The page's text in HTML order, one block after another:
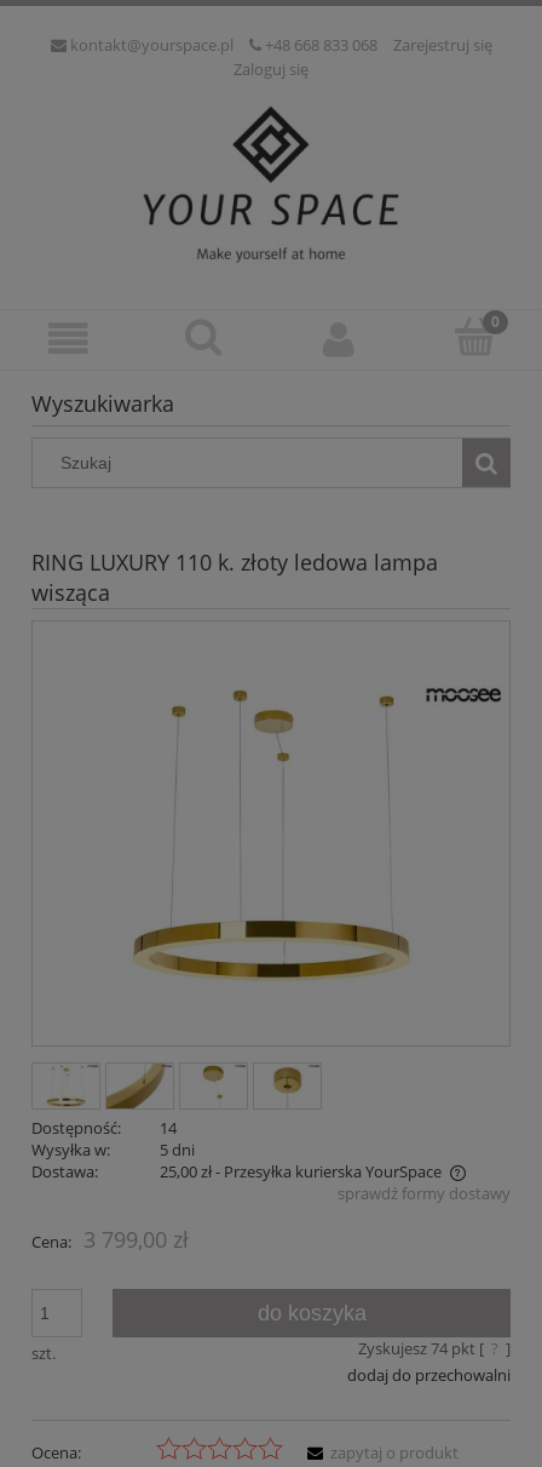
kontakt@yourspace.pl +48 668 833 068
Zarejestruj się
Zaloguj się
Wyszukiwarka
RING LUXURY 110 k. złoty ledowa lampa
wisząca
Dostępność:
14
Wysyłka w:
5 dni
Dostawa:
25,00 zł- Przesyłka kurierska YourSpace
Cena nie zawiera ewentualnych kosztów płatnościsprawdź formy dostawy
Cena: 3 799,00 zł
szt.
do koszyka
Zyskujesz74pkt [ ? ]
dodaj do przechowalni
Ocena:
zapytaj o produkt